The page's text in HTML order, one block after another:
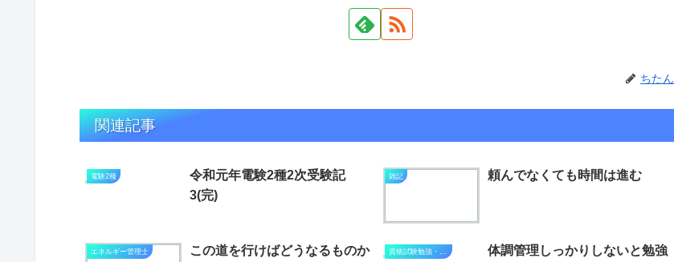
ちたん
関連記事
電験2種
令和元年電験2種2次受験記
3(完)
雑記 頼んでなくても時間は進む
エネルギー管理士 この道を行けばどうなるものか
体調管理しっかりしないと勉強